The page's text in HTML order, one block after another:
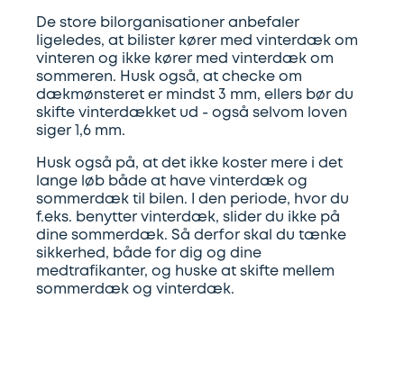
Støddæmpere
og
fjedre
Tandrem
Trailertjek
Serviceaftale
Udstødning
De store bilorganisationer anbefaler
ligeledes, at bilister kører med vinterdæk om
vinteren og ikke kører med vinterdæk om
sommeren. Husk også, at checke om
dækmønsteret er mindst 3 mm, ellers bør du
skifte vinterdækket ud - også selvom loven
siger 1,6 mm.
Husk også på, at det ikke koster mere i det
lange løb både at have vinterdæk og
sommerdæk til bilen. I den periode, hvor du
f.eks. benytter vinterdæk, slider du ikke på
dine sommerdæk. Så derfor skal du tænke
sikkerhed, både for dig og dine
medtrafikanter, og huske at skifte mellem
sommerdæk og vinterdæk.